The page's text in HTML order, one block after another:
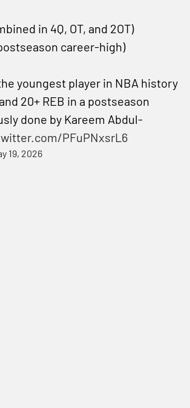
in 4Q, OT, and 2OT)
career-high)
youngest player in NBA history
20+ REB in a postseason
done by Kareem Abdul-
PFuPNxsrL6
19, 2026